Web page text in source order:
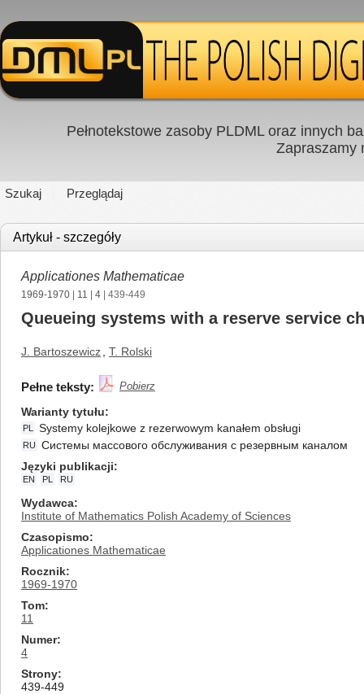
Pełnotekstowe zasoby PLDML oraz innych
Zapraszamy
Szukaj Przeglądaj
Artykuł - szczegóły
Applicationes Mathematicae
1969-1970 11 4 | 439-449
Queueing systems with a reserve service
J. Bartoszewicz T. Rolski
Pełne teksty: Pobierz
Warianty tytułu
PL Systemy kolejkowe z rezerwowym kanałem obsługi
RU
Системы массового обслуживания с резервным каналом
Języki publikacji
EN PL RU
Wydawca
Institute of Mathematics Polish Academy of Sciences
Czasopismo
Applicationes Mathematicae
Rocznik
1969-1970
Tom
11
Numer
4
Strony
439-449